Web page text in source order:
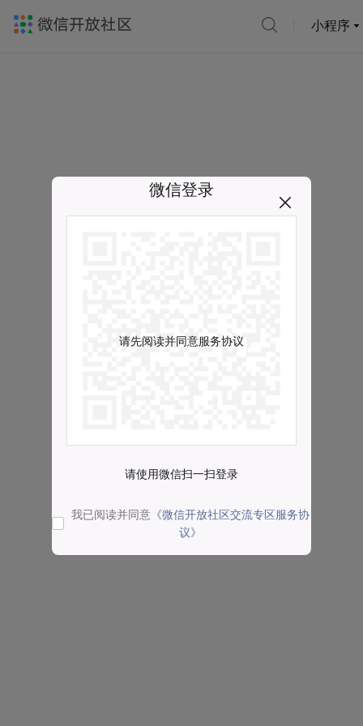
小程序
微信登录
请先阅读并同意服务协议
请使用微信扫一扫登录
我已阅读并同意 《微信开放社区交流专区服务协
议》